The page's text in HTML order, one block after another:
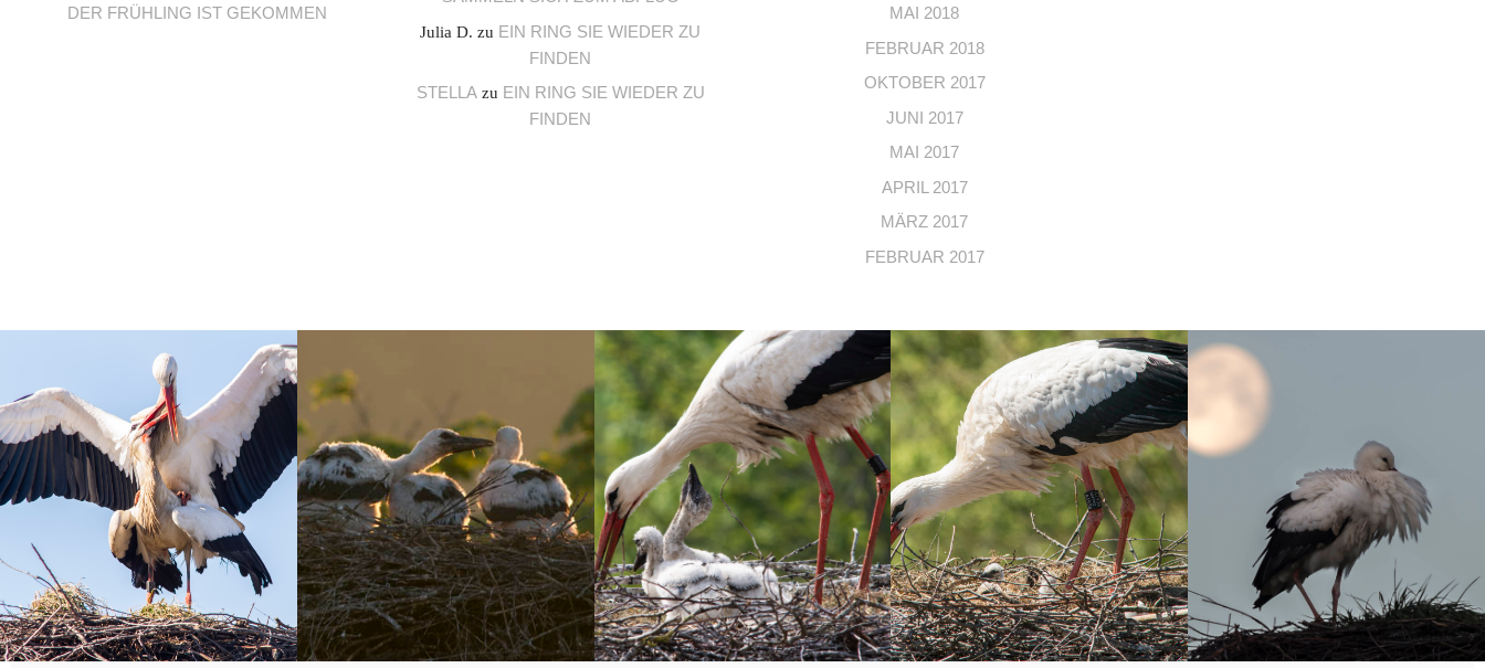
DER FRÜHLING IST GEKOMMEN
Julia D. zu EIN RING SIE WIEDER ZU
FINDEN
STELLAzu EIN RING SIE WIEDER ZU
FINDEN
MAI 2018
FEBRUAR 2018
OKTOBER 2017
JUNI 2017
MAI 2017
APRIL 2017
MÄRZ 2017
FEBRUAR 2017